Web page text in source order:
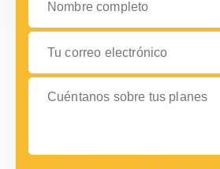
Tu correo electrónico
Cuéntanos sobre tus planes